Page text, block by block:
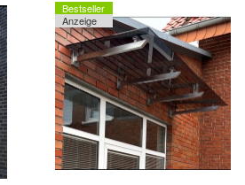
Bestseller
Anzeige